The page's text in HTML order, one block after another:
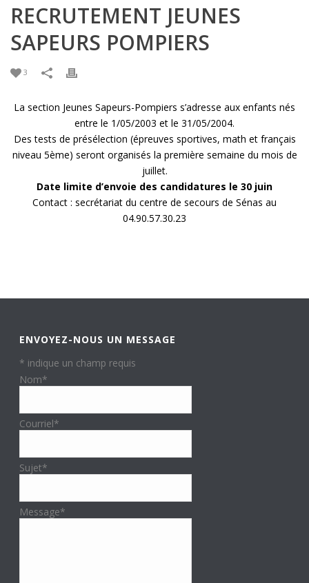
RECRUTEMENT JEUNES
SAPEURS POMPIERS
3
La section Jeunes Sapeurs-Pompiers s’adresse aux enfants nés
entre le 1/05/2003 et le 31/05/2004.
Des tests de présélection (épreuves sportives, math et français
niveau 5ème) seront organisés la première semaine du mois de
juillet.
Date limite d’envoie des candidatures le 30 juin
Contact : secrétariat du centre de secours de Sénas au
04.90.57.30.23
ENVOYEZ-NOUS UN MESSAGE
* indique un champ requis
Nom*
Courriel*
Sujet*
Message*